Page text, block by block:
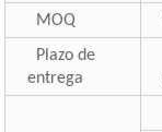
MOQ
Plazo de
entrega